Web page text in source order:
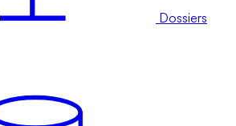
Dossiers